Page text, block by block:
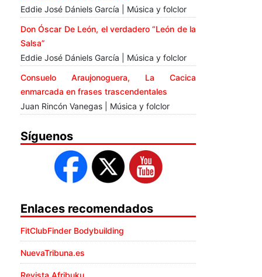
Eddie José Dániels García | Música y folclor
Don Óscar De León, el verdadero “León de la
Salsa”
Eddie José Dániels García | Música y folclor
Consuelo Araujonoguera, La Cacica
enmarcada en frases trascendentales
Juan Rincón Vanegas | Música y folclor
Síguenos
Enlaces recomendados
FitClubFinder Bodybuilding
NuevaTribuna.es
Revista Afribuku